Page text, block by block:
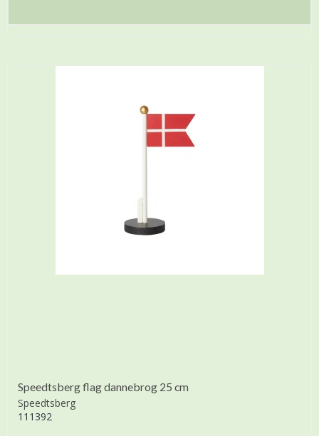
Speedtsberg flag dannebrog 25 cm
Speedtsberg
111392